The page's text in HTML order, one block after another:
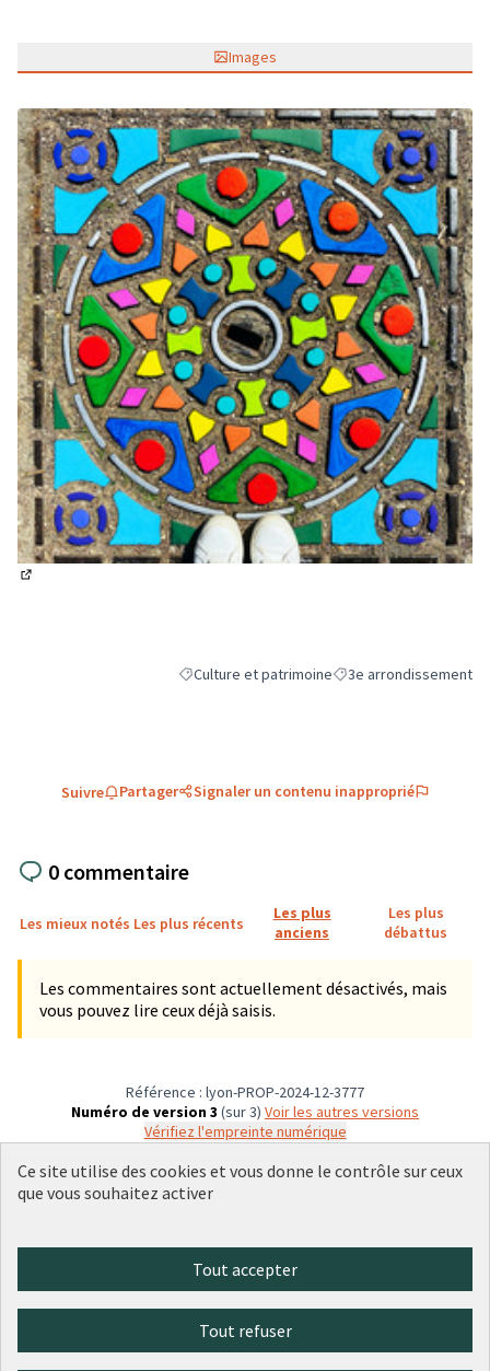
Images
Filtrer les résultats de la catégorie : Culture et
Culture et patrimoineFiltrer les résultats
3e arrondissement
Suivre Partager Signaler un contenu inapproprié
0 commentaire
Les mieux notés Les plus récents
Les plus
anciens
Les plus
débattus
Les commentaires sont actuellement désactivés, mais
vous pouvez lire ceux déjà saisis.
Référence : lyon-PROP-2024-12-3777
Numéro de version 3 (sur 3)
voir les autres versions
Vérifiez l'empreinte numérique
(Lien externe)
(Lien externe)
(Lien externe)
(Lien externe)
(Lien externe)
Licence
(Lien
Ce site utilise des cookies et vous donne le contrôle sur ceux
que vous souhaitez activer
Tout accepter
Tout refuser